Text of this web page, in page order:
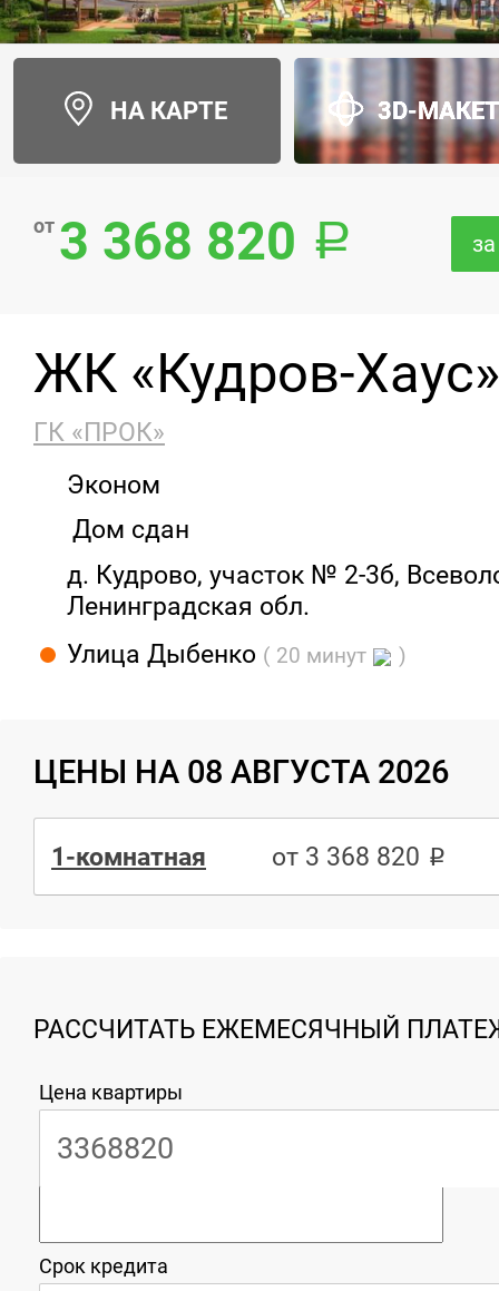
НА КАРТЕ 3D-
от 3 368 820
ЖК «Кудров-Хаус»
ГК «ПРОК»
Эконом
Дом сдан
д. Кудрово, участок № 2-3б,
Ленинградская обл.
Улица Дыбенко ( 20 минут )
ЦЕНЫ НА 08 АВГУСТА 2026
1-комнатная от 3 368 820
РАССЧИТАТЬ ЕЖЕМЕСЯЧНЫЙ
Цена квартиры
Срок кредита